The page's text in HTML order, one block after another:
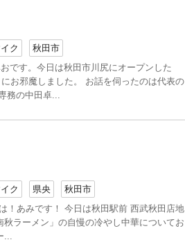
ク
秋田市
です。今日は秋田市川尻にオープンした
にお邪魔しました。 お話を伺ったのは代表の
務の中田卓...
ク
県央
秋田市
！あみです！ 今日は秋田駅前 西武秋田店地
ラーメン」の自慢の冷やし中華についてお